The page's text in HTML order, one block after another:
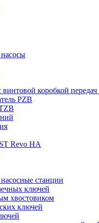
коробкой
PZB
Revo HA
станции
ключей
хвостовиком
ключей